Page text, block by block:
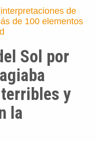
de
de 100 elementos
Sol por
y
la